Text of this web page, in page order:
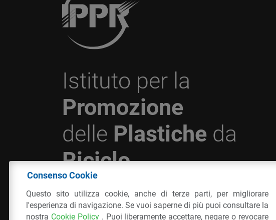
Istituto per la
Promozione
delle Plastiche da
Riciclo
© 2026 - IPPR Istituto per la Promozione delle Plastiche
da Riciclo
Consenso Cookie
Questo sito utilizza cookie, anche di terze parti, per migliorare
l'esperienza di navigazione. Se vuoi saperne di più puoi consultare la
nostra Cookie Policy . Puoi liberamente accettare, negare o revocare